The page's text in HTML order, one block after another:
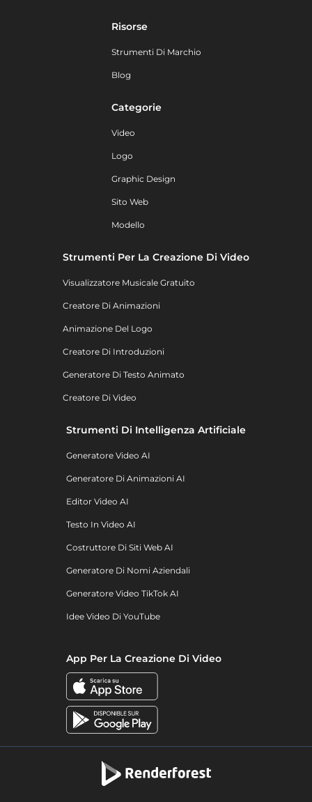
Risorse
Strumenti Di Marchio
Blog
Categorie
Video
Logo
Graphic Design
Sito Web
Modello
Strumenti Per La Creazione Di Video
Visualizzatore Musicale Gratuito
Creatore Di Animazioni
Animazione Del Logo
Creatore Di Introduzioni
Generatore Di Testo Animato
Creatore Di Video
Strumenti Di Intelligenza Artificiale
Generatore Video AI
Generatore Di Animazioni AI
Editor Video AI
Testo In Video AI
Costruttore Di Siti Web AI
Generatore Di Nomi Aziendali
Generatore Video TikTok AI
Idee Video Di YouTube
App Per La Creazione Di Video